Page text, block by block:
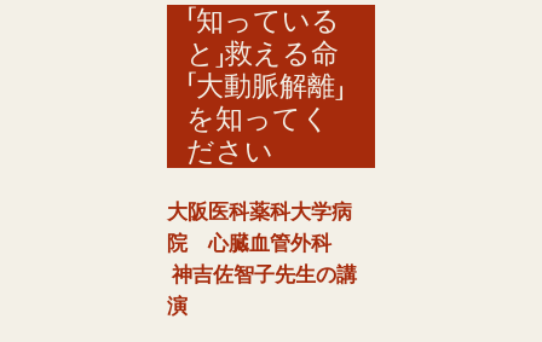
「知っている
と」救える命
「大動脈解離」
を知ってく
ださい
大阪医科薬科大学病
院 心臓血管外科
神吉佐智子先生の講
演